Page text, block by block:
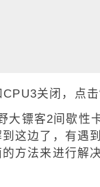
关闭，点击
大镖客2间歇性
这边了，有遇
方法来进行解决